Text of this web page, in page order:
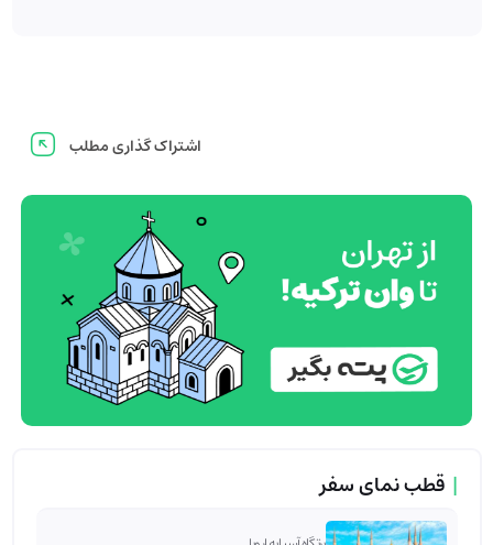
اشتراک گذاری مطلب
| قطب نمای سفر